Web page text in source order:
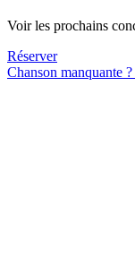
Voir les prochains
Réserver
Chanson manquante